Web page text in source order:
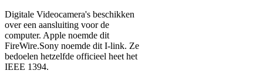
Digitale Videocamera's beschikken
over een aansluiting voor de
computer. Apple noemde dit
FireWire.Sony noemde dit I-link. Ze
bedoelen hetzelfde officieel heet het
IEEE 1394.